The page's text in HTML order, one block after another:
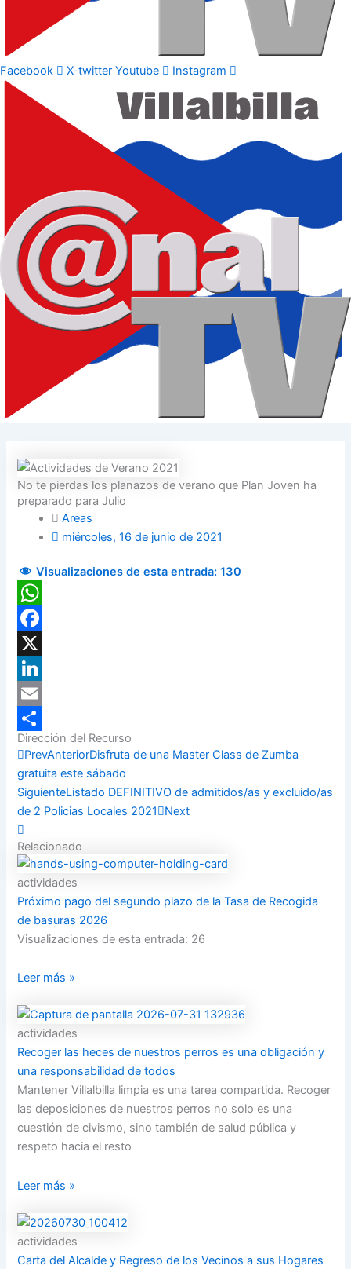
Facebook X-twitter Youtube Instagram
No te pierdas los planazos de verano que Plan Joven ha
preparado para Julio
Areas
miércoles, 16 de junio de 2021
Visualizaciones de esta entrada: 130
WhatsApp
Facebook
X
LinkedIn
Email
Compartir
Dirección del Recurso
PrevAnteriorDisfruta de una Master Class de Zumba
gratuita este sábado
SiguienteListado DEFINITIVO de admitidos/as y excluido/as
de 2 Policias Locales 2021
Next
Relacionado
actividades
Próximo pago del segundo plazo de la Tasa de Recogida
de basuras 2026
Visualizaciones de esta entrada: 26
Leer más »
actividades
Recoger las heces de nuestros perros es una obligación y
una responsabilidad de todos
Mantener Villalbilla limpia es una tarea compartida. Recoger
las deposiciones de nuestros perros no solo es una
cuestión de civismo, sino también de salud pública y
respeto hacia el resto
Leer más »
actividades
Carta del Alcalde y Regreso de los Vecinos a sus Hogares